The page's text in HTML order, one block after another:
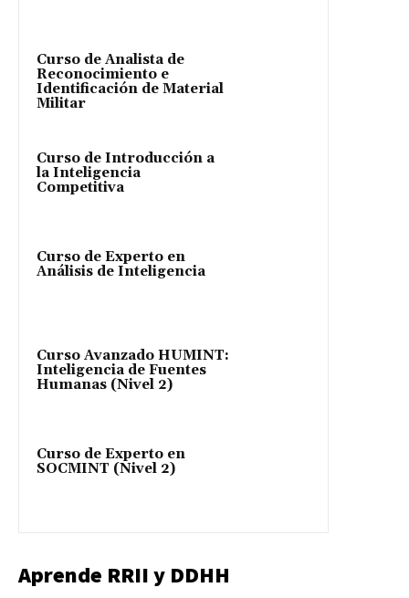
Curso de Analista de
Reconocimiento e
Identificación de Material
Militar
Curso de Introducción a
la Inteligencia
Competitiva
Curso de Experto en
Análisis de Inteligencia
Curso Avanzado HUMINT:
Inteligencia de Fuentes
Humanas (Nivel 2)
Curso de Experto en
SOCMINT (Nivel 2)
Aprende RRII y DDHH